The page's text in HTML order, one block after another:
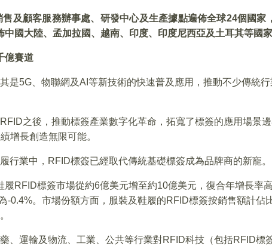
售及顧客服務辦事處、研發中心及生產據點遍佈全球24個國家
國大陸、孟加拉國、越南、印度、印度尼西亞及土耳其等國家
億賽道
是5G、物聯網及AI等新技術的快速普及應用，推動不少傳統行
之後，推動標簽產業數字化革命，拓寬了標簽的應用場景邊
增長創造無限可能。
行業中，RFID標簽已經取代傳統基礎標簽成為品牌商的新寵。
RFID標簽市場從約6億美元增至約10億美元，復合年增長率
-0.4%。市場份額方面，服裝及鞋履的RFID標簽按銷售額計佔
、運輸及物流、工業、公共等行業對RFID科技（包括RFID標